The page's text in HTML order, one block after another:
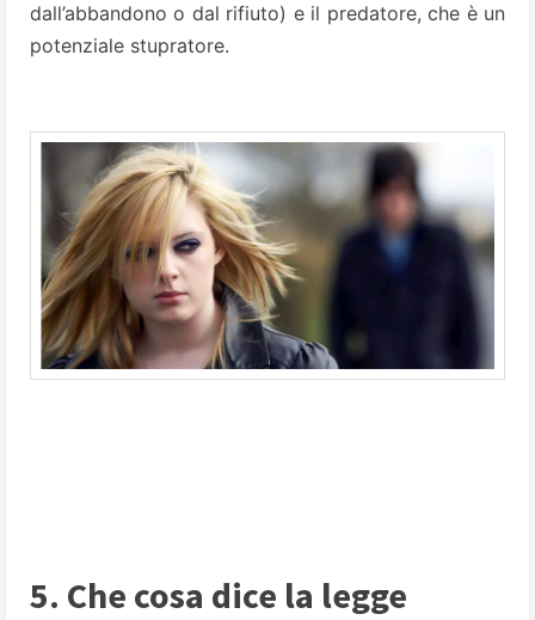
dall’abbandono o dal rifiuto) e il predatore, che è un
potenziale stupratore.
5. Che cosa dice la legge